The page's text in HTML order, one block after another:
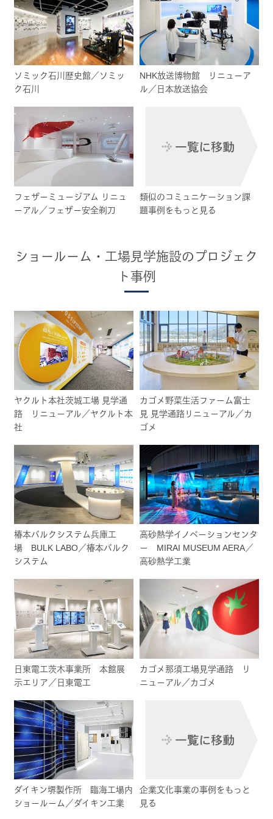
ソミック石川歴史館／ソミッ
ク石川
NHK放送博物館 リニューア
ル／日本放送協会
フェザーミュージアム リニュ
ーアル／フェザー安全剃刀
類似のコミュニケーション課
題事例をもっと見る
ショールーム・工場見学施設のプロジェク
ト事例
ヤクルト本社茨城工場 見学通
路 リニューアル／ヤクルト本
社
カゴメ野菜生活ファーム富士
見 見学通路リニューアル／カ
ゴメ
椿本バルクシステム兵庫工
場 BULK LABO／椿本バルク
システム
高砂熱学イノベーションセンタ
ー MIRAI MUSEUM AERA／
高砂熱学工業
日東電工茨木事業所 本館展
示エリア／日東電工
カゴメ那須工場見学通路 リ
ニューアル／カゴメ
ダイキン堺製作所 臨海工場内
ショールーム／ダイキン工業
企業文化事業の事例をもっと
見る